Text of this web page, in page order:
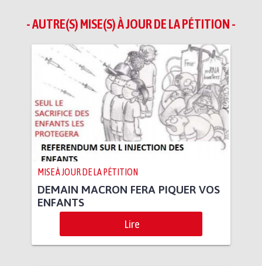
- AUTRE(S) MISE(S) À JOUR DE LA PÉTITION -
MISE À JOUR DE LA PÉTITION
DEMAIN MACRON FERA PIQUER VOS
ENFANTS
Lire